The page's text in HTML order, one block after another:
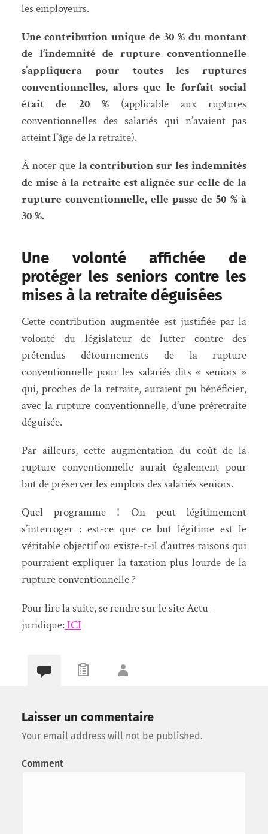
les employeurs.
Une contribution unique de 30 % du montant
de l’indemnité de rupture conventionnelle
s’appliquera pour toutes les ruptures
conventionnelles, alors que le forfait social
était de 20 % (applicable aux ruptures
conventionnelles des salariés qui n’avaient pas
atteint l’âge de la retraite).
À noter que la contribution sur les indemnités
de mise à la retraite est alignée sur celle de la
rupture conventionnelle, elle passe de 50 % à
30 %.
Une volonté affichée de
protéger les seniors contre les
mises à la retraite déguisées
Cette contribution augmentée est justifiée par la
volonté du législateur de lutter contre des
prétendus détournements de la rupture
conventionnelle pour les salariés dits « seniors »
qui, proches de la retraite, auraient pu bénéficier,
avec la rupture conventionnelle, d’une préretraite
déguisée.
Par ailleurs, cette augmentation du coût de la
rupture conventionnelle aurait également pour
but de préserver les emplois des salariés seniors.
Quel programme ! On peut légitimement
s’interroger : est-ce que ce but légitime est le
véritable objectif ou existe-t-il d’autres raisons qui
pourraient expliquer la taxation plus lourde de la
rupture conventionnelle ?
Pour lire la suite, se rendre sur le site Actu-
juridique:ICI
Laisser un commentaire
Your email address will not be published.
Comment